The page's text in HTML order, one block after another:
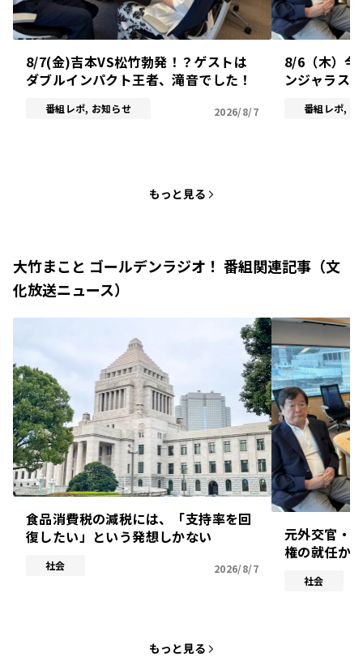
8/7(金)吉本VS松竹勃発！？ゲストは
ダブルインパクト王者、滝音でした！
番組レポ, お知らせ 2026/8/7
8/6（木）今
ンジャラス
番組レポ, お
もっと見る
大竹まこと ゴールデンラジオ！ 番組関連記事（文
化放送ニュース）
食品消費税の減税には、「支持率を回
復したい」という発想しかない
社会 2026/8/7
元外交官・
権の就任か
社会
もっと見る